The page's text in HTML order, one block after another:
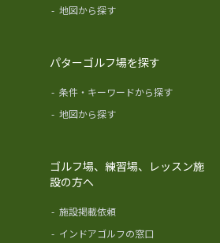
- 地図から探す
パターゴルフ場を探す
- 条件・キーワードから探す
- 地図から探す
ゴルフ場、練習場、レッスン施
設の方へ
- 施設掲載依頼
- インドアゴルフの窓口